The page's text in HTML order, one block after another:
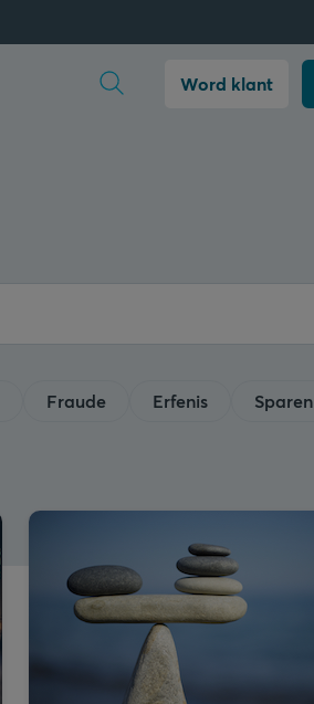
Word klant
Fraude Erfenis
Sparen